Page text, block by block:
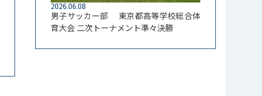
2026.06.08
男子サッカー部 東京都高等学校総合体
育大会 二次トーナメント準々決勝